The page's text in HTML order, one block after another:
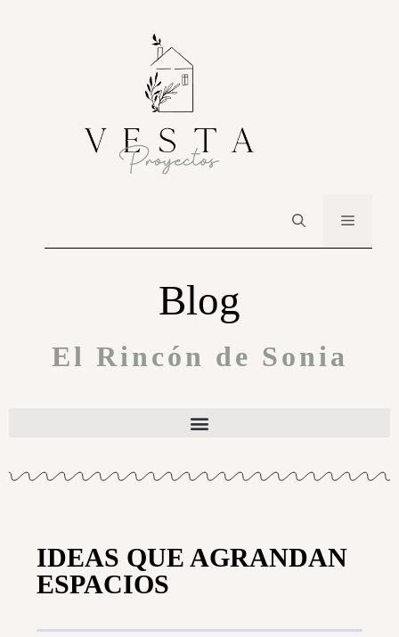
Blog
El Rincón de Sonia
IDEAS QUE AGRANDAN
ESPACIOS